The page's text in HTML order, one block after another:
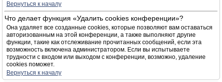
Вернуться к началу
Что делает функция «Удалить cookies конференции»?
Она удаляет все созданные cookies, которые позволяют вам оставаться
авторизованным на этой конференции, а также выполняют другие
функции, такие как отслеживание прочитанных сообщений, если эта
возможность включена администратором. Если вы испытываете
трудности с входом или выходом с конференции, возможно, удаление
cookies поможет.
Вернуться к началу